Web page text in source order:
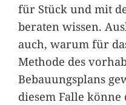
für Stück und mit
beraten wissen.
auch, warum für
Methode des
Bebauungsplans
diesem Falle